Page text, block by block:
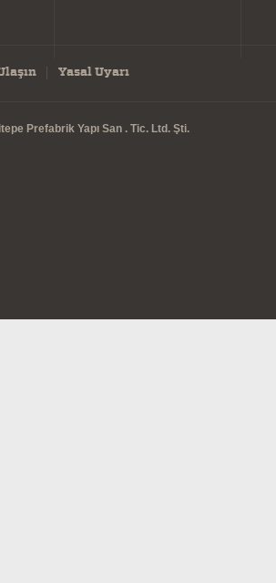
Yasal Uyarı
Prefabrik Yapı San . Tic. Ltd. Şti.